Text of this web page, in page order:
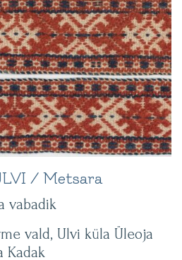
/ Metsara
vabadik
vald, Ulvi küla Üleoja
Kadak